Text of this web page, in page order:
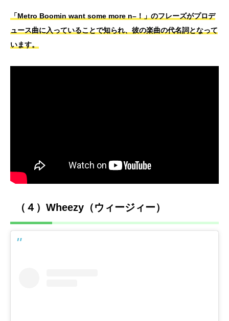
「Metro Boomin want some more n–！」のフレーズがプロデ
ュース曲に入っていることで知られ、彼の楽曲の代名詞となって
います。
（４）Wheezy（ウィージィー）